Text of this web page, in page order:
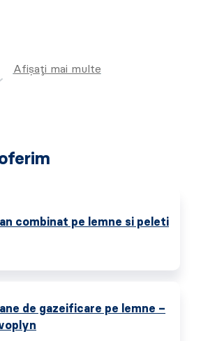
Afișați mai multe
combinat pe lemne si peleti
de gazeificare pe lemne –